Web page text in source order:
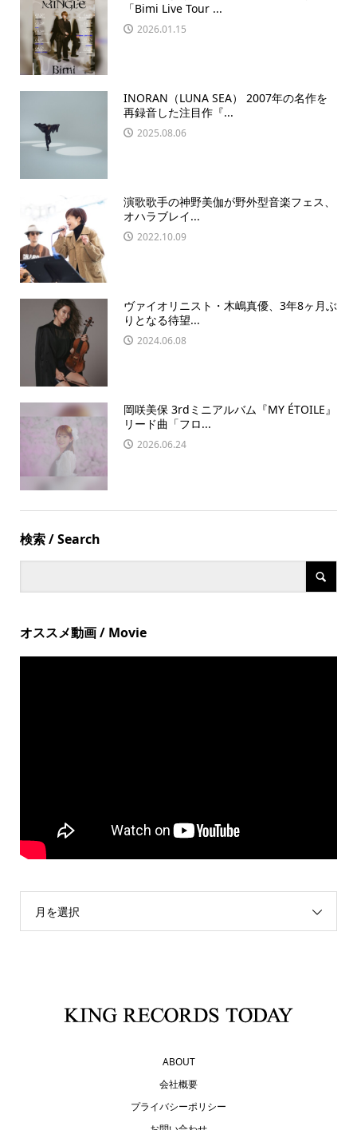
「Bimi Live Tour ...
2026.01.15
INORAN（LUNA SEA） 2007年の名作を
再録音した注目作『...
2025.08.06
演歌歌手の神野美伽が野外型音楽フェス、
オハラブレイ...
2022.10.09
ヴァイオリニスト・木嶋真優、3年8ヶ月ぶ
りとなる待望...
2024.06.08
岡咲美保 3rdミニアルバム『MY ÉTOILE』
リード曲「フロ...
2026.06.24
検索 / Search
オススメ動画 / Movie
月を選択
ABOUT
会社概要
プライバシーポリシー